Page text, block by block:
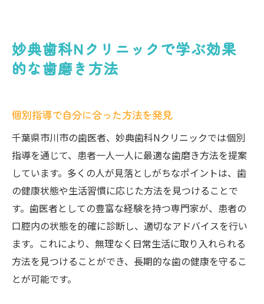
妙典歯科Nクリニックで学ぶ効果
的な歯磨き方法
個別指導で自分に合った方法を発見
千葉県市川市の歯医者、妙典歯科Nクリニックでは個別
指導を通じて、患者一人一人に最適な歯磨き方法を提案
しています。多くの人が見落としがちなポイントは、歯
の健康状態や生活習慣に応じた方法を見つけることで
す。歯医者としての豊富な経験を持つ専門家が、患者の
口腔内の状態を的確に診断し、適切なアドバイスを行い
ます。これにより、無理なく日常生活に取り入れられる
方法を見つけることができ、長期的な歯の健康を守るこ
とが可能です。